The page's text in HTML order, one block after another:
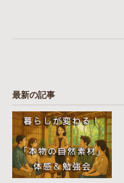
最新の記事